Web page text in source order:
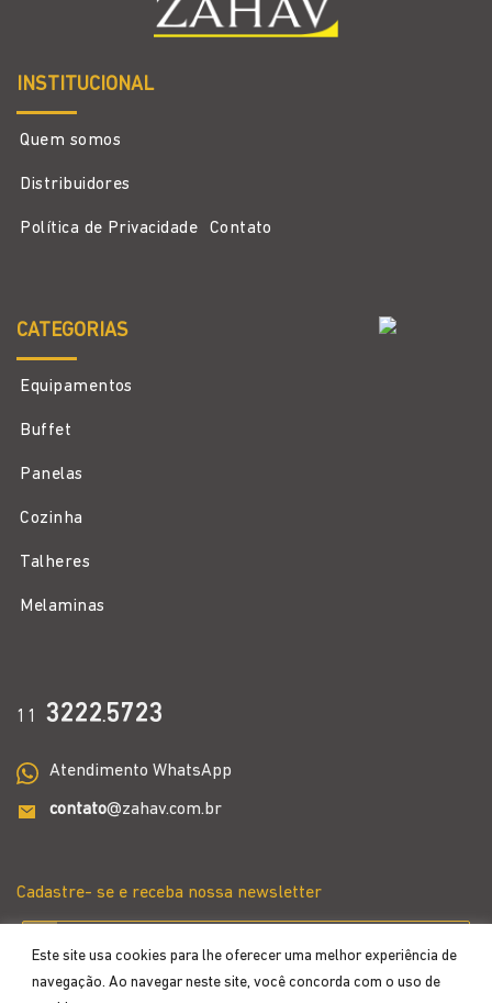
Este site usa cookies para lhe oferecer uma melhor experiência de
navegação. Ao navegar neste site, você concorda com o uso de
INSTITUCIONAL
Quem somos
Distribuidores
Política de Privacidade Contato
CATEGORIAS
Equipamentos
Buffet
Panelas
Cozinha
Talheres
Melaminas
11 3222.5723
Atendimento WhatsApp
contato@zahav.com.br
Cadastre- se e receba nossa newsletter